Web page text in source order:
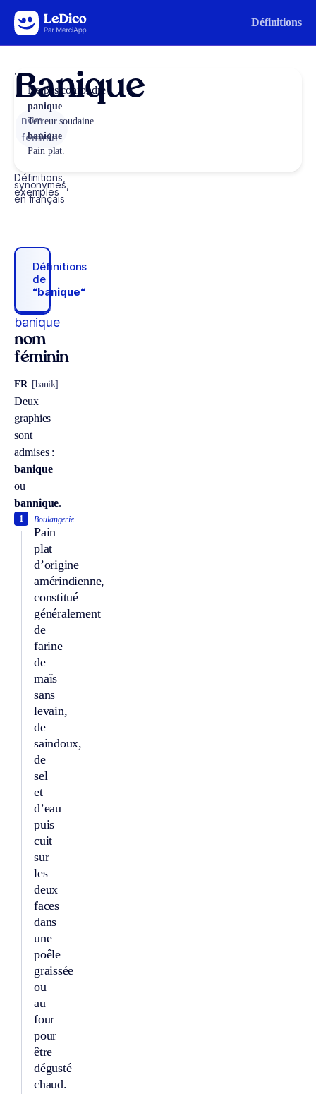
Aller au contenu Définitions
Banique
nom
féminin
Définitions,
synonymes,
exemples
en français
Définitions
de
“banique“
banique
nom
féminin
FR [banik]
Deux
graphies
sont
admises :
banique
ou
bannique.
Boulangerie.
Pain
plat
d’origine
amérindienne,
constitué
généralement
de
farine
de
maïs
sans
levain,
de
saindoux,
de
sel
et
d’eau
puis
cuit
sur
les
deux
faces
dans
une
poêle
graissée
ou
au
four
pour
être
dégusté
chaud.
1
Ne pas confondre
panique
Terreur soudaine.
banique
Pain plat.